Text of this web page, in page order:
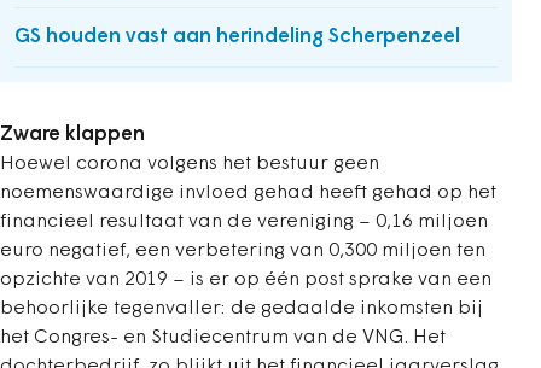
GS houden vast aan herindeling Scherpenzeel
Zware klappen
Hoewel corona volgens het bestuur geen
noemenswaardige invloed gehad heeft gehad op het
financieel resultaat van de vereniging – 0,16 miljoen
euro negatief, een verbetering van 0,300 miljoen ten
opzichte van 2019 – is er op één post sprake van een
behoorlijke tegenvaller: de gedaalde inkomsten bij
het Congres- en Studiecentrum van de VNG. Het